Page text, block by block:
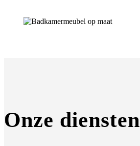
Onze diensten